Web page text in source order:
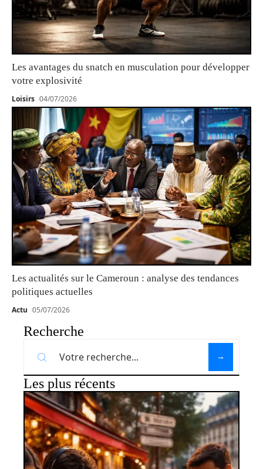
Les avantages du snatch en musculation pour développer
votre explosivité
Loisirs 04/07/2026
Les actualités sur le Cameroun : analyse des tendances
politiques actuelles
Actu 05/07/2026
Recherche
Les plus récents